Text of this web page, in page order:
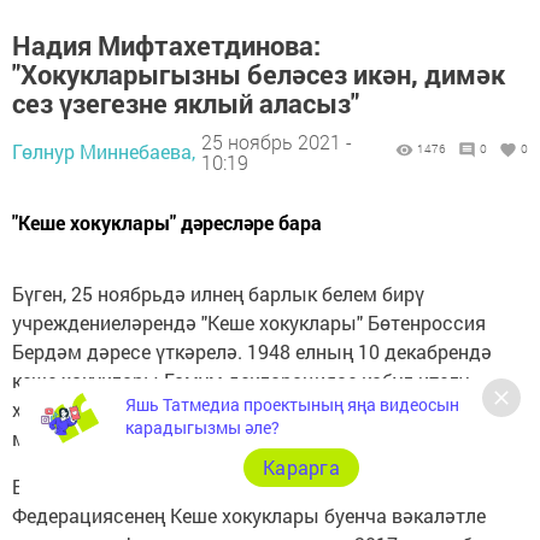
Надия Мифтахетдинова:
"Хокукларыгызны беләсез икән, димәк
сез үзегезне яклый аласыз"
Гөлнур Миннебаева, 25 ноябрь 2021 -
10:19
1476 0 0
"Кеше хокуклары" дәресләре бара
Бүген, 25 ноябрьдә илнең барлык белем бирү
учреждениеләрендә "Кеше хокуклары" Бөтенроссия
Бердәм дәресе үткәрелә. 1948 елның 10 декабрендә
кеше хокуклары Гомум декларациясе кабул ителү
хөрмәтенә уздырылгын әлеге дәресләр Арча районы
мәктәпләрендә дә узды.
Бу күләмле белем бирү акциясе Россия
Федерациясенең Кеше хокуклары буенча вәкаләтле
Яшь Татмедиа проектының яңа видеосын
карадыгызмы әле?
Карарга